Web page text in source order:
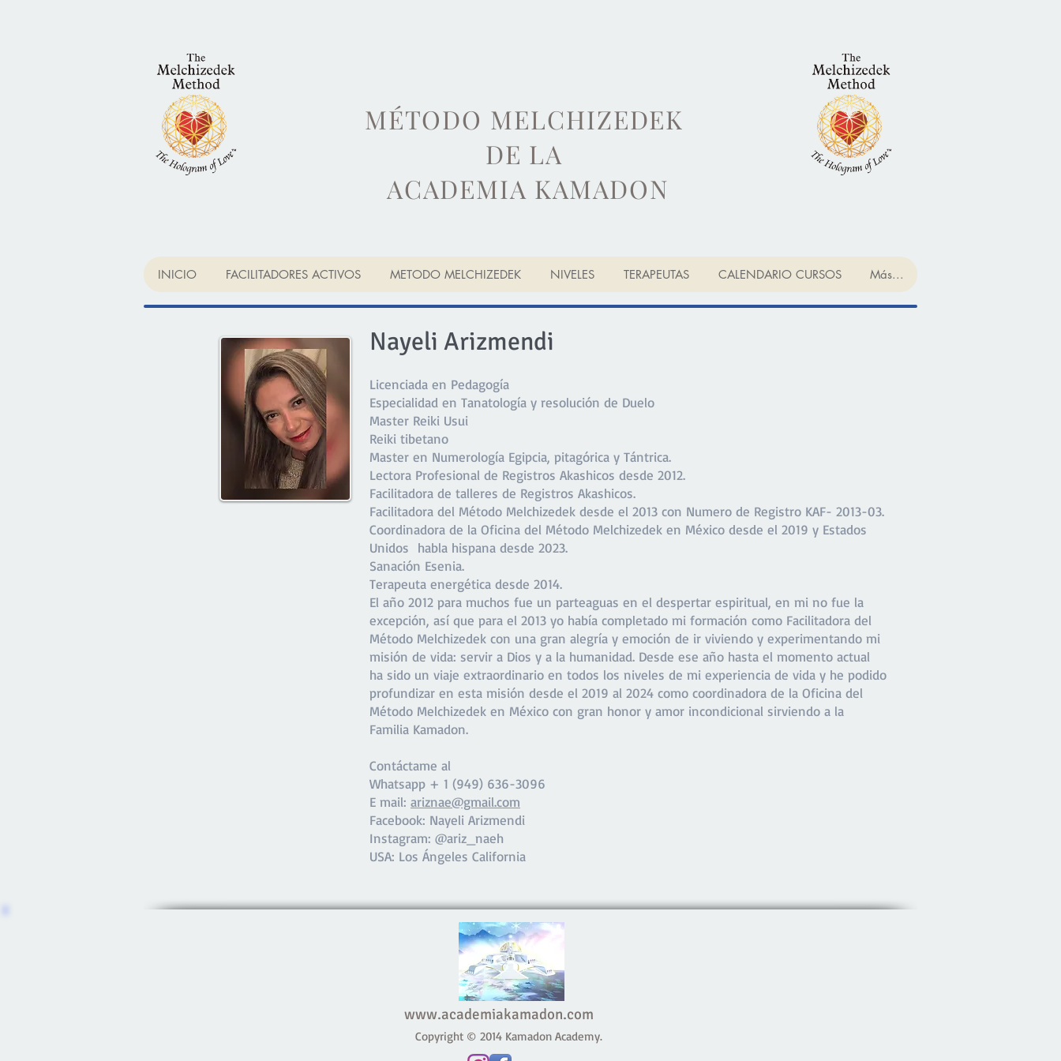
MÉTODO MELCHIZEDEK
DE LA
ACADEMIA KAMADON
INICIO FACILITADORES ACTIVOS METODO MELCHIZEDEK NIVELES TERAPEUTAS CALENDARIO CURSOS Más...
Nayeli Arizmendi
Licenciada en Pedagogía
Especialidad en Tanatología y resolución de Duelo
Master Reiki Usui
Reiki tibetano
Master en Numerología Egipcia, pitagórica y Tántrica.
Lectora Profesional de Registros Akashicos desde 2012.
Facilitadora de talleres de Registros Akashicos.
Facilitadora del Método Melchizedek desde el 2013 con Numero de Registro KAF- 2013-03.
Coordinadora de la Oficina del Método Melchizedek en México desde el 2019 y Estados
Unidos habla hispana desde 2023.
Sanación Esenia.
Terapeuta energética desde 2014.
El año 2012 para muchos fue un parteaguas en el despertar espiritual, en mi no fue la
excepción, así que para el 2013 yo había completado mi formación como Facilitadora del
Método Melchizedek con una gran alegría y emoción de ir viviendo y experimentando mi
misión de vida: servir a Dios y a la humanidad. Desde ese año hasta el momento actual
ha sido un viaje extraordinario en todos los niveles de mi experiencia de vida y he podido
profundizar en esta misión desde el 2019 al 2024 como coordinadora de la Oficina del
Método Melchizedek en México con gran honor y amor incondicional sirviendo a la
Familia Kamadon.
Contáctame al
Whatsapp + 1 (949) 636-3096
E mail: ariznae@gmail.com
Facebook: Nayeli Arizmendi
Instagram: @ariz_naeh
USA: Los Ángeles California
www.academiakamadon.com
Copyright © 2014 Kamadon Academy.